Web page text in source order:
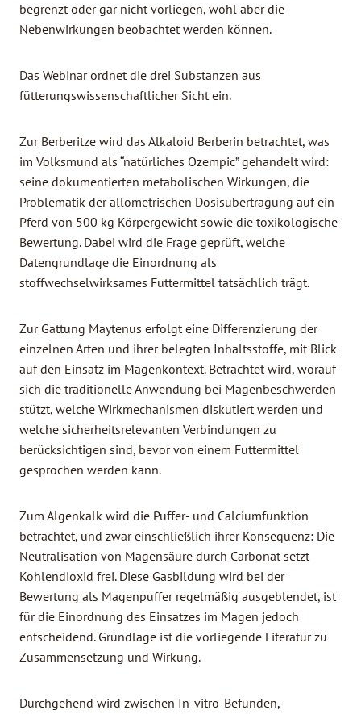
begrenzt oder gar nicht vorliegen, wohl aber die
Nebenwirkungen beobachtet werden können.
Das Webinar ordnet die drei Substanzen aus
fütterungswissenschaftlicher Sicht ein.
Zur Berberitze wird das Alkaloid Berberin betrachtet, was
im Volksmund als “natürliches Ozempic” gehandelt wird:
seine dokumentierten metabolischen Wirkungen, die
Problematik der allometrischen Dosisübertragung auf ein
Pferd von 500 kg Körpergewicht sowie die toxikologische
Bewertung. Dabei wird die Frage geprüft, welche
Datengrundlage die Einordnung als
stoffwechselwirksames Futtermittel tatsächlich trägt.
Zur Gattung Maytenus erfolgt eine Differenzierung der
einzelnen Arten und ihrer belegten Inhaltsstoffe, mit Blick
auf den Einsatz im Magenkontext. Betrachtet wird, worauf
sich die traditionelle Anwendung bei Magenbeschwerden
stützt, welche Wirkmechanismen diskutiert werden und
welche sicherheitsrelevanten Verbindungen zu
berücksichtigen sind, bevor von einem Futtermittel
gesprochen werden kann.
Zum Algenkalk wird die Puffer- und Calciumfunktion
betrachtet, und zwar einschließlich ihrer Konsequenz: Die
Neutralisation von Magensäure durch Carbonat setzt
Kohlendioxid frei. Diese Gasbildung wird bei der
Bewertung als Magenpuffer regelmäßig ausgeblendet, ist
für die Einordnung des Einsatzes im Magen jedoch
entscheidend. Grundlage ist die vorliegende Literatur zu
Zusammensetzung und Wirkung.
Durchgehend wird zwischen In-vitro-Befunden,